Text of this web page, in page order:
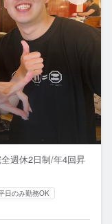
週休2日制/年4回昇
日のみ勤務OK